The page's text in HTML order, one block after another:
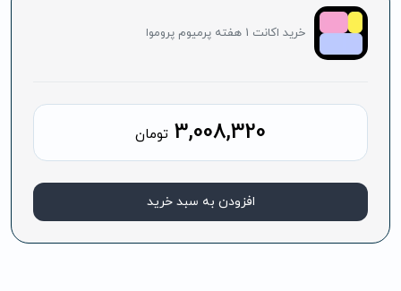
خرید اکانت 1 هفته پرمیوم پروموا
3,008,320 تومان
افزودن به سبد خرید